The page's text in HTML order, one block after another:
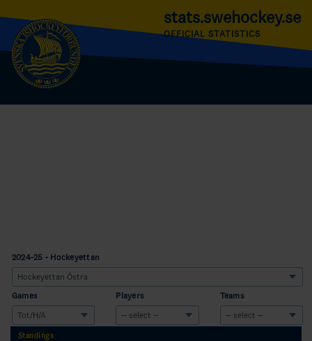
stats.swehockey.se
OFFICIAL STATISTICS
2024-25 - Hockeyettan
Games Players Teams
Standings